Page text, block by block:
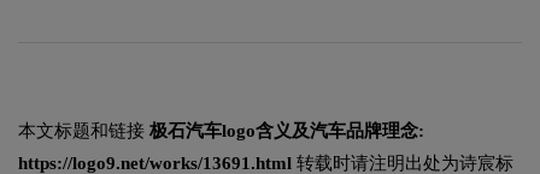
本文标题和链接 极石汽车logo含义及汽车品牌理念:
https://logo9.net/works/13691.html 转载时请注明出处为诗宸标